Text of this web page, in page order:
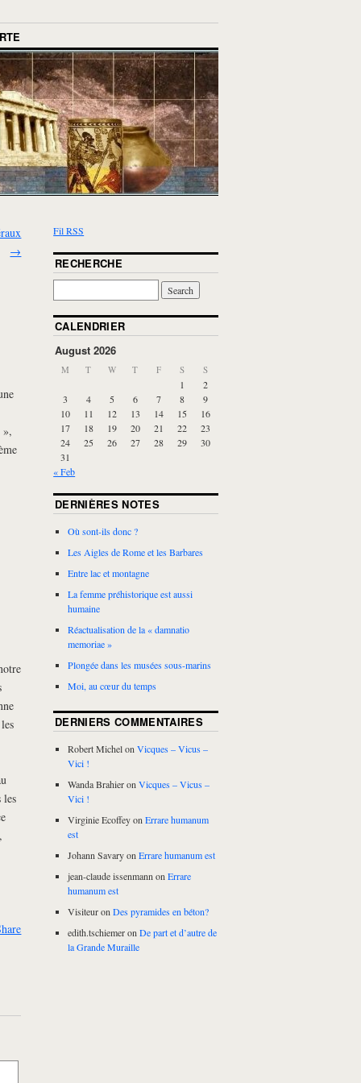
→
»,
les
Fil RSS
RECHERCHE
CALENDRIER
August 2026
M T W T F S S
1
2
3
4 5 6 7 8
9
10
11 12 13 14 15
16
17
18 19 20 21 22
23
24
25 26 27 28 29
30
31
« Feb
DERNIÈRES NOTES
Où sont-ils donc ?
Les Aigles de Rome et les Barbares
Entre lac et montagne
La femme préhistorique est aussi
humaine
Réactualisation de la « damnatio
memoriae »
Plongée dans les musées sous-marins
Moi, au cœur du temps
DERNIERS COMMENTAIRES
Robert MichelonVicques – Vicus –
Vici !
Wanda BrahieronVicques – Vicus –
Vici !
Virginie EcoffeyonErrare humanum
est
Johann SavaryonErrare humanum est
jean-claude issenmannonErrare
humanum est
VisiteuronDes pyramides en béton?
edith.tschiemeronDe part et d’autre de
la Grande Muraille